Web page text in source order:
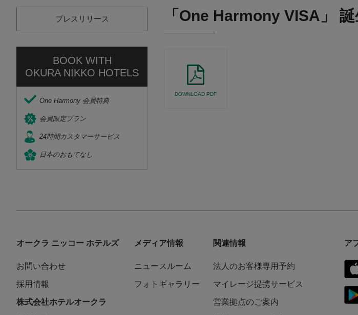
プレスリリース
BOOK WITH
OKURA NIKKO HOTELS
One Harmony 会員特典
会員限定プラン
24時間カスタマーサービス
日本のおもてなし
「One Harmony VISA」
DOWNLOAD PDF
オークラ ニッコー ホテルズ
お問い合わせ
採用情報
株式会社ホテルオークラ
メディア情報
ニュースルーム
フォトギャラリー
関連情報
法人のお客様専用予約
マイレージ提携サービス
営業拠点のご案内
ア